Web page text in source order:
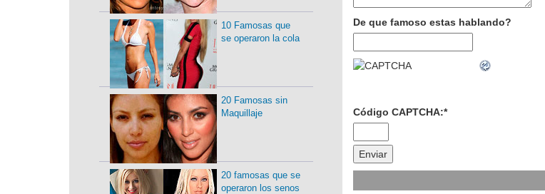
De que famoso estas hablando?
Código CAPTCHA:*
10 Famosas que
se operaron la cola
20 Famosas sin
Maquillaje
20 famosas que se
operaron los senos